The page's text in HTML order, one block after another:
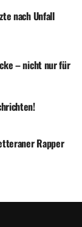
nach Unfall
– nicht nur für
Rapper